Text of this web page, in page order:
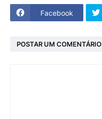
Facebook
POSTAR UM COMENTÁRIO